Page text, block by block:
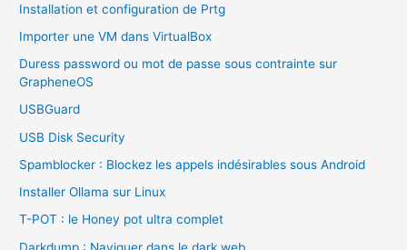
h
e
:
Installation et configuration de Prtg
Importer une VM dans VirtualBox
Duress password ou mot de passe sous contrainte sur
GrapheneOS
USBGuard
USB Disk Security
Spamblocker : Blockez les appels indésirables sous Android
Installer Ollama sur Linux
T-POT : le Honey pot ultra complet
Darkdump : Naviguer dans le dark web